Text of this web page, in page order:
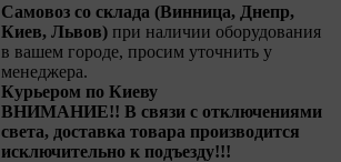
Самовоз со склада (Винница, Днепр,
Киев, Львов) при наличии оборудования
в вашем городе, просим уточнить у
менеджера.
Курьером по Киеву
ВНИМАНИЕ!! В связи с отключениями
света, доставка товара производится
исключительно к подъезду!!!